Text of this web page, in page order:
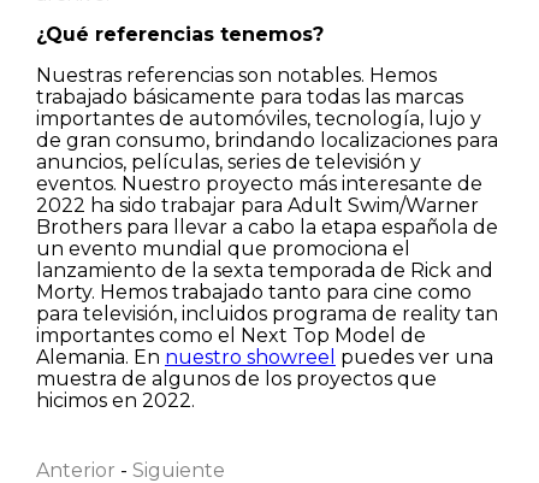
Nombre
¿Qué referencias tenemos?
Nuestras referencias son notables. Hemos
trabajado básicamente para todas las marcas
importantes de automóviles, tecnología, lujo y
de gran consumo, brindando localizaciones para
anuncios, películas, series de televisión y
eventos. Nuestro proyecto más interesante de
2022 ha sido trabajar para Adult Swim/Warner
Brothers para llevar a cabo la etapa española de
un evento mundial que promociona el
lanzamiento de la sexta temporada de Rick and
Morty. Hemos trabajado tanto para cine como
para televisión, incluidos programa de reality tan
importantes como el Next Top Model de
Alemania. En nuestro showreel puedes ver una
muestra de algunos de los proyectos que
hicimos en 2022.
Anterior - Siguiente